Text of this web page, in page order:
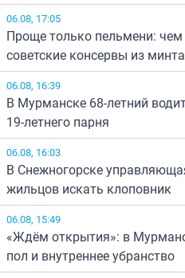
06.08, 17:05
Проще только пельмени:
советские консервы из
06.08, 16:39
В Мурманске 68-летний
19-летнего парня
06.08, 16:03
В Снежногорске
жильцов искать клоповник
06.08, 15:49
«Ждём открытия»: в
пол и внутреннее убранство